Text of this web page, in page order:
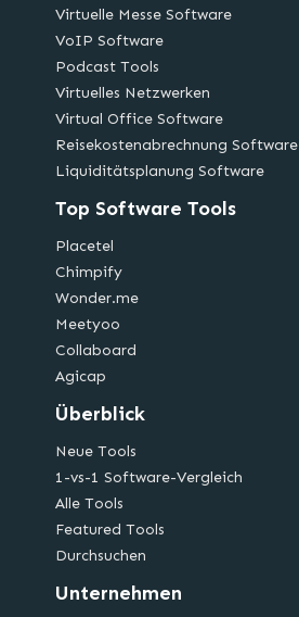
Virtuelle Messe Software
VoIP Software
Podcast Tools
Virtuelles Netzwerken
Virtual Office Software
Reisekostenabrechnung Software
Liquiditätsplanung Software
Top Software Tools
Placetel
Chimpify
Wonder.me
Meetyoo
Collaboard
Agicap
Überblick
Neue Tools
1-vs-1 Software-Vergleich
Alle Tools
Featured Tools
Durchsuchen
Unternehmen